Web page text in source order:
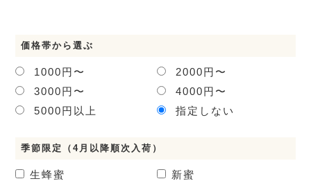
価格帯から選ぶ
1000円〜
2000円〜
3000円〜
4000円〜
5000円以上
指定しない
季節限定（4月以降順次入荷）
生蜂蜜 新蜜